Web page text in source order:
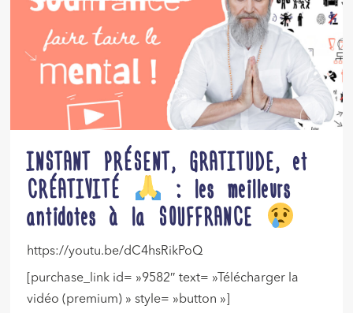
INSTANT PRÉSENT, GRATITUDE, et
CRÉATIVITÉ
: les meilleurs
antidotes à la SOUFFRANCE
https://youtu.be/dC4hsRikPoQ
[purchase_link id= »9582″ text= »Télécharger la
vidéo (premium) » style= »button »]